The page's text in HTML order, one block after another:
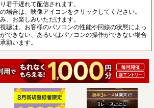
若干遅れて配信されます。
場合は、映像アイコンをクリックしてください。
、お楽しみいただけます。
聴は、お客様のパソコンの性能や回線の状態によっ
できない、あるいはパソコンの操作ができない場合
願います。